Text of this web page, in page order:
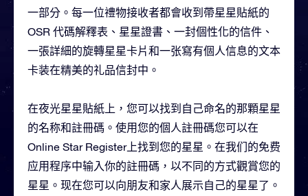
一部分。每一位禮物接收者都會收到帶星星貼紙的
OSR 代碼解釋表、星星證書、一封個性化的信件、
一張詳細的旋轉星星卡片和一张寫有個人信息的文本
卡装在精美的礼品信封中。
在夜光星星貼紙上，您可以找到自己命名的那顆星星
的名称和註冊碼。使用您的個人註冊碼您可以在
Online Star Register上找到您的星星。在我们的免费
应用程序中输入你的註冊碼，以不同的方式觀賞您的
星星。现在您可以向朋友和家人展示自己的星星了。